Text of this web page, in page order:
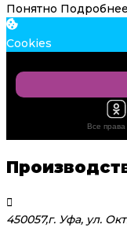
Понятно Подробнее
Cookies
Все
450057,г. Уфа, ул.